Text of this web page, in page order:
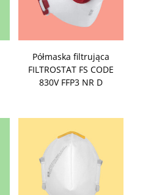
Półmaska filtrująca
FILTROSTAT FS CODE
830V FFP3 NR D